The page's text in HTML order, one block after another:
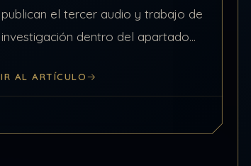
publican el tercer audio y trabajo de
investigación dentro del apartado
investigación, DDLA presenta un
IR AL ARTÍCULO